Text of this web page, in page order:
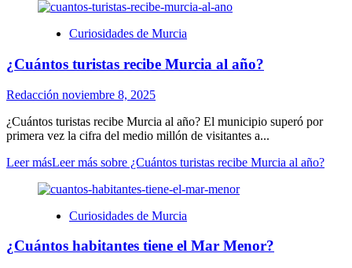
Curiosidades de Murcia
¿Cuántos turistas recibe Murcia al año?
Redacción noviembre 8, 2025
¿Cuántos turistas recibe Murcia al año? El municipio superó por
primera vez la cifra del medio millón de visitantes a...
Leer másLeer más sobre ¿Cuántos turistas recibe Murcia al año?
Curiosidades de Murcia
¿Cuántos habitantes tiene el Mar Menor?